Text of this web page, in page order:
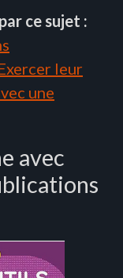
ce sujet :
leur
une
avec